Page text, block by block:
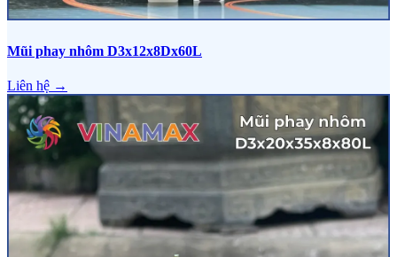
Mũi phay nhôm D3x12x8Dx60L
Liên hệ →